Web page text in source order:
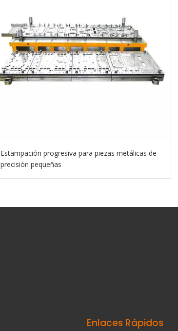
Estampación progresiva para piezas metálicas de
precisión pequeñas
Enlaces Rápidos